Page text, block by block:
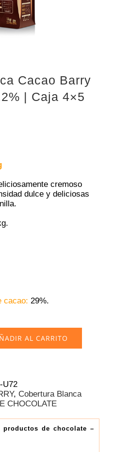
Cacao Barry
| Caja 4×5
cremoso
dulce y deliciosas
cacao: 29%.
AL CARRITO
U72
, Cobertura Blanca
CHOCOLATE
de chocolate –